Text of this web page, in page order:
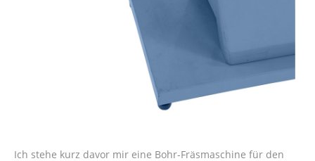
Ich stehe kurz davor mir eine Bohr-Fräsmaschine für den